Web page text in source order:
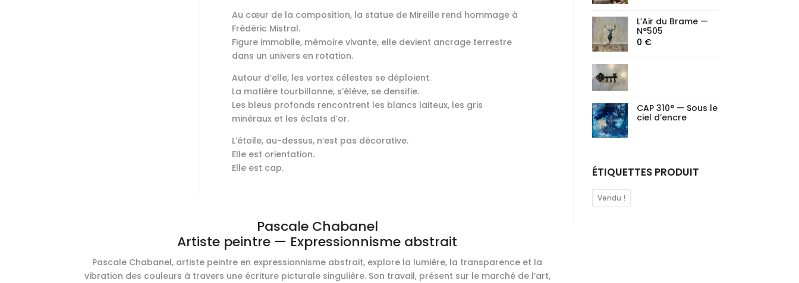
Au cœur de la composition, la statue de Mireille rend hommage à
Frédéric Mistral.
Figure immobile, mémoire vivante, elle devient ancrage terrestre
dans un univers en rotation.
Autour d’elle, les vortex célestes se déploient.
La matière tourbillonne, s’élève, se densifie.
Les bleus profonds rencontrent les blancs laiteux, les gris
minéraux et les éclats d’or.
L’étoile, au-dessus, n’est pas décorative.
Elle est orientation.
Elle est cap.
Pascale Chabanel
Artiste peintre — Expressionnisme abstrait
Pascale Chabanel, artiste peintre en expressionnisme abstrait, explore la lumière, la transparence et la
vibration des couleurs à travers une écriture picturale singulière. Son travail, présent sur le marché de l’art,
L’Air du Brame —
N°505
0 €
CAP 310° — Sous le
ciel d’encre
ÉTIQUETTES PRODUIT
Vendu !